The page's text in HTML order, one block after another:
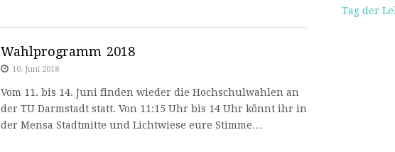
Wahlprogramm 2018
10. Juni 2018
Vom 11. bis 14. Juni finden wieder die Hochschulwahlen an
der TU Darmstadt statt. Von 11:15 Uhr bis 14 Uhr könnt ihr in
der Mensa Stadtmitte und Lichtwiese eure Stimme…
Tag der